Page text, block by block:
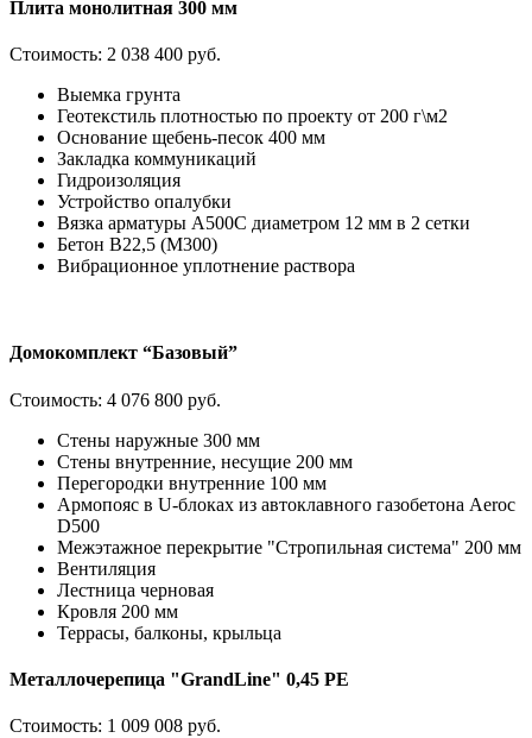
Плита монолитная 300 мм
Стоимость: 2 038 400 руб.
Выемка грунта
Геотекстиль плотностью по проекту от 200 г\м2
Основание щебень-песок 400 мм
Закладка коммуникаций
Гидроизоляция
Устройство опалубки
Вязка арматуры А500С диаметром 12 мм в 2 сетки
Бетон В22,5 (М300)
Вибрационное уплотнение раствора
Домокомплект “Базовый”
Стоимость: 4 076 800 руб.
Стены наружные 300 мм
Стены внутренние, несущие 200 мм
Перегородки внутренние 100 мм
Армопояс в U-блоках из автоклавного газобетона Aeroc
D500
Межэтажное перекрытие "Стропильная система" 200 мм
Вентиляция
Лестница черновая
Кровля 200 мм
Террасы, балконы, крыльца
Металлочерепица "GrandLine" 0,45 PE
Стоимость: 1 009 008 руб.